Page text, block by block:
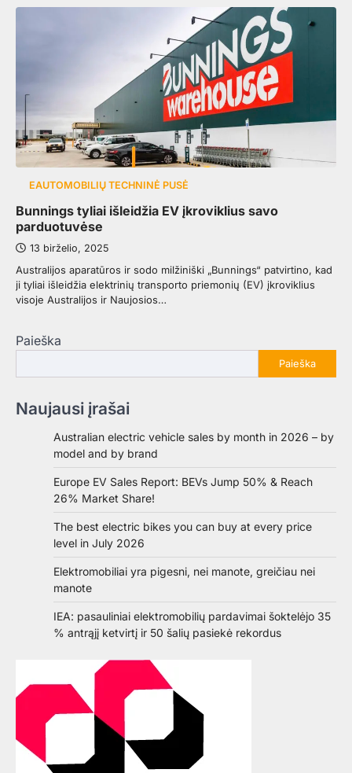
EAUTOMOBILIŲ TECHNINĖ PUSĖ
Bunnings tyliai išleidžia EV įkroviklius savo
parduotuvėse
13 birželio, 2025
Australijos aparatūros ir sodo milžiniški „Bunnings“ patvirtino, kad
ji tyliai išleidžia elektrinių transporto priemonių (EV) įkroviklius
visoje Australijos ir Naujosios…
Paieška
Paieška
Naujausi įrašai
Australian electric vehicle sales by month in 2026 – by
model and by brand
Europe EV Sales Report: BEVs Jump 50% & Reach
26% Market Share!
The best electric bikes you can buy at every price
level in July 2026
Elektromobiliai yra pigesni, nei manote, greičiau nei
manote
IEA: pasauliniai elektromobilių pardavimai šoktelėjo 35
% antrąjį ketvirtį ir 50 šalių pasiekė rekordus